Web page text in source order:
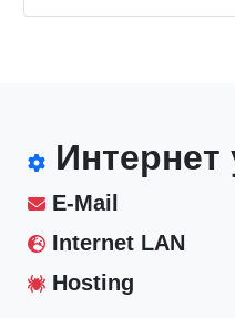
Интернет
E-Mail
Internet LAN
Hosting